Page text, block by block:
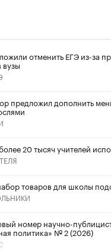
отменить ЕГЭ из-за
вузы
предложил дополнить
20 тысяч учителей
товаров для школы
номер научно-
политика» № 2 (2026)